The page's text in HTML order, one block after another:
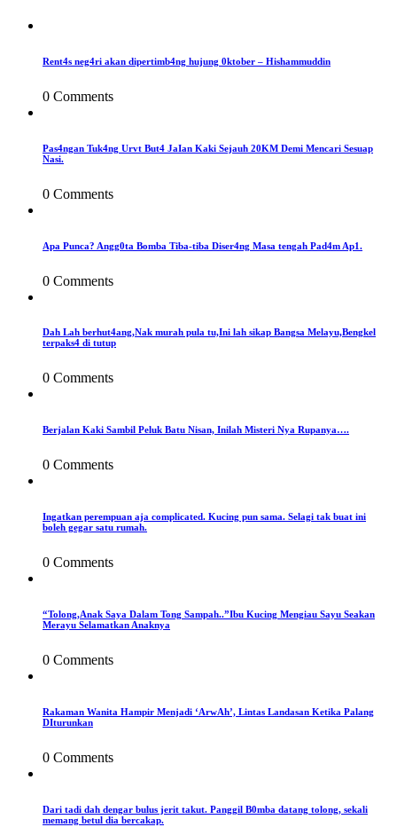
Rent4s neg4ri akan dipertimb4ng hujung 0ktober – Hishammuddin
0 Comments
Pas4ngan Tuk4ng Urvt But4 JaIan Kaki Sejauh 20KM Demi Mencari Sesuap
Nasi.
0 Comments
Apa Punca? Angg0ta Bomba Tiba-tiba Diser4ng Masa tengah Pad4m Ap1.
0 Comments
Dah Lah berhut4ang,Nak murah pula tu,Ini lah sikap Bangsa Melayu,Bengkel
terpaks4 di tutup
0 Comments
Berjalan Kaki Sambil Peluk Batu Nisan, Inilah Misteri Nya Rupanya….
0 Comments
Ingatkan perempuan aja complicated. Kucing pun sama. Selagi tak buat ini
boleh gegar satu rumah.
0 Comments
“Tolong,Anak Saya Dalam Tong Sampah..”Ibu Kucing Mengiau Sayu Seakan
Merayu Selamatkan Anaknya
0 Comments
Rakaman Wanita Hampir Menjadi ‘ArwAh’, Lintas Landasan Ketika Palang
DIturunkan
0 Comments
Dari tadi dah dengar bulus jerit takut. Panggil B0mba datang tolong, sekali
memang betul dia bercakap.